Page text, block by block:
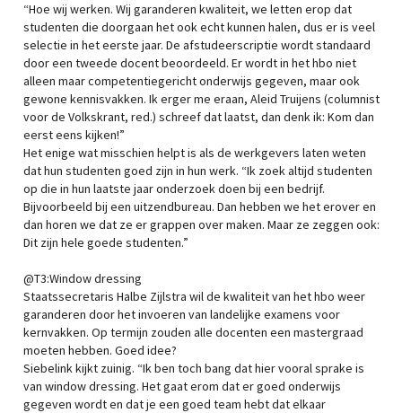
“Hoe wij werken. Wij garanderen kwaliteit, we letten erop dat
studenten die doorgaan het ook echt kunnen halen, dus er is veel
selectie in het eerste jaar. De afstudeerscriptie wordt standaard
door een tweede docent beoordeeld. Er wordt in het hbo niet
alleen maar competentiegericht onderwijs gegeven, maar ook
gewone kennisvakken. Ik erger me eraan, Aleid Truijens (columnist
voor de Volkskrant, red.) schreef dat laatst, dan denk ik: Kom dan
eerst eens kijken!”
Het enige wat misschien helpt is als de werkgevers laten weten
dat hun studenten goed zijn in hun werk. “Ik zoek altijd studenten
op die in hun laatste jaar onderzoek doen bij een bedrijf.
Bijvoorbeeld bij een uitzendbureau. Dan hebben we het erover en
dan horen we dat ze er grappen over maken. Maar ze zeggen ook:
Dit zijn hele goede studenten.”
@T3:Window dressing
Staatssecretaris Halbe Zijlstra wil de kwaliteit van het hbo weer
garanderen door het invoeren van landelijke examens voor
kernvakken. Op termijn zouden alle docenten een mastergraad
moeten hebben. Goed idee?
Siebelink kijkt zuinig. “Ik ben toch bang dat hier vooral sprake is
van window dressing. Het gaat erom dat er goed onderwijs
gegeven wordt en dat je een goed team hebt dat elkaar